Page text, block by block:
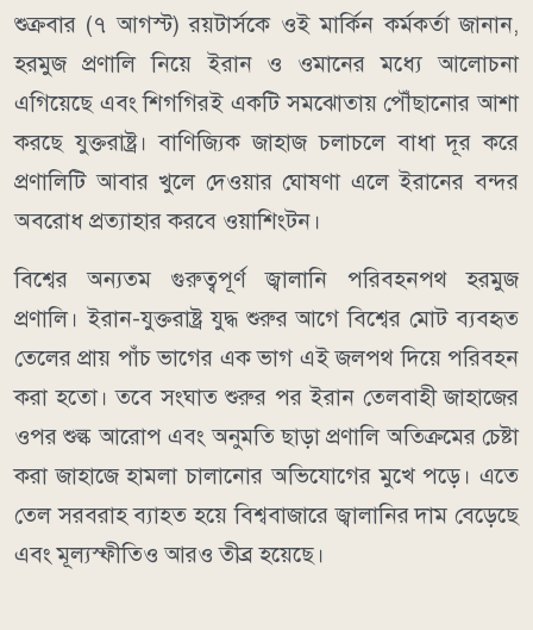
শুক্রবার (৭ আগস্ট) রয়টার্সকে ওই মার্কিন কর্মকর্তা জানান,
হরমুজ প্রণালি নিয়ে ইরান ও ওমানের মধ্যে আলোচনা
এগিয়েছে এবং শিগগিরই একটি সমঝোতায় পৌঁছানোর আশা
করছে যুক্তরাষ্ট্র। বাণিজ্যিক জাহাজ চলাচলে বাধা দূর করে
প্রণালিটি আবার খুলে দেওয়ার ঘোষণা এলে ইরানের বন্দর
অবরোধ প্রত্যাহার করবে ওয়াশিংটন।
বিশ্বের অন্যতম গুরুত্বপূর্ণ জ্বালানি পরিবহনপথ হরমুজ
প্রণালি। ইরান-যুক্তরাষ্ট্র যুদ্ধ শুরুর আগে বিশ্বের মোট ব্যবহৃত
তেলের প্রায় পাঁচ ভাগের এক ভাগ এই জলপথ দিয়ে পরিবহন
করা হতো। তবে সংঘাত শুরুর পর ইরান তেলবাহী জাহাজের
ওপর শুল্ক আরোপ এবং অনুমতি ছাড়া প্রণালি অতিক্রমের চেষ্টা
করা জাহাজে হামলা চালানোর অভিযোগের মুখে পড়ে। এতে
তেল সরবরাহ ব্যাহত হয়ে বিশ্ববাজারে জ্বালানির দাম বেড়েছে
এবং মূল্যস্ফীতিও আরও তীব্র হয়েছে।